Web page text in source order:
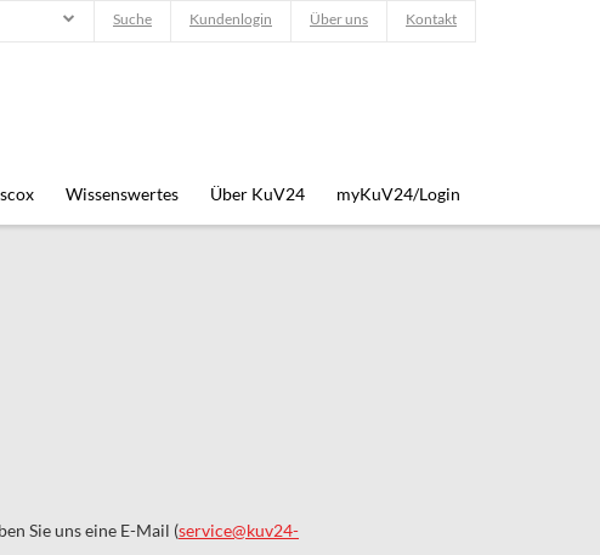
Suche Kundenlogin Über uns Kontakt
Wissenswertes Über KuV24 myKuV24/Login
Sie uns eine E-Mail (service@kuv24-